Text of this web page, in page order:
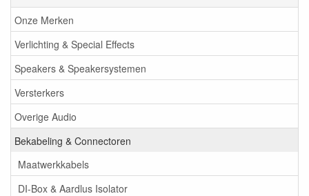
Onze Merken
Verlichting & Special Effects
Speakers & Speakersystemen
Versterkers
Overige Audio
Bekabeling & Connectoren
Maatwerkkabels
DI-Box & Aardlus Isolator